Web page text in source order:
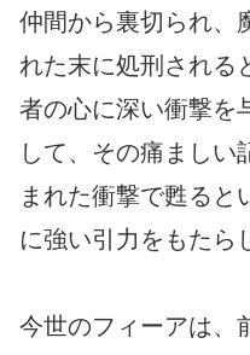
仲間から裏切られ、
れた末に処刑される
者の心に深い衝撃を
して、その痛ましい
まれた衝撃で甦ると
に強い引力をもたら
今世のフィーアは、